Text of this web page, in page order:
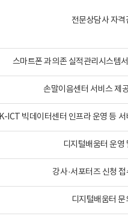
전문상담사 자격
스마트폰 과의존 실적관리시스템
손말이음센터 서비스 제
K-ICT 빅데이터센터 인프라 운영 등
디지털배움터 운영
강사·서포터즈 신청 접
디지털배움터 문